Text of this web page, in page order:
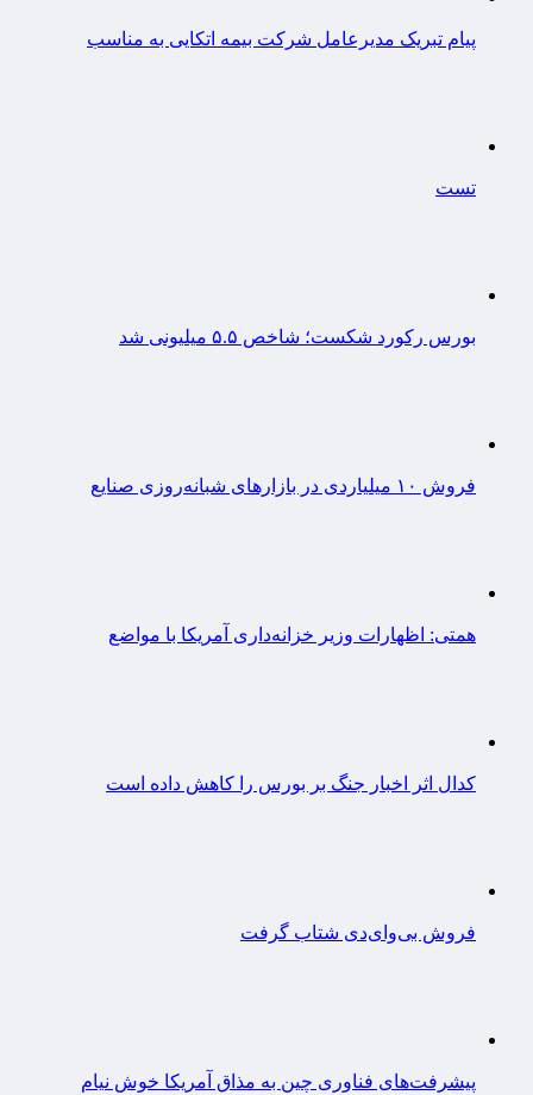
پیام تبریک مدیرعامل شرکت بیمه اتکایی به مناسب
تست
بورس رکورد شکست؛ شاخص ۵.۵ میلیونی شد
فروش ۱۰ میلیاردی در بازارهای شبانه‌روزی صنایع
همتی: اظهارات وزیر خزانه‌داری آمریکا با مواضع
کدال اثر اخبار جنگ بر بورس را کاهش داده است
فروش بی‌وای‌دی شتاب گرفت
پیشرفت‌های فناوری چین به مذاق آمریکا خوش نیام